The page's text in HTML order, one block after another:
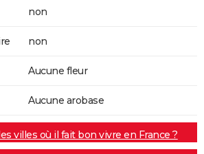
non
non
Aucune fleur
Aucune arobase
villes où il fait bon vivre en France ?